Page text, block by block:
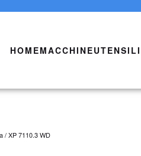
HOMEMACCHINEUTENSILI
/ XP 7110.3 WD